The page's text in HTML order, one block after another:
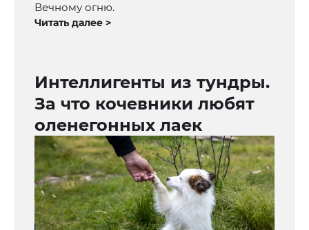
Вечному огню.
Читать далее >
Интеллигенты из тундры.
За что кочевники любят
оленегонных лаек